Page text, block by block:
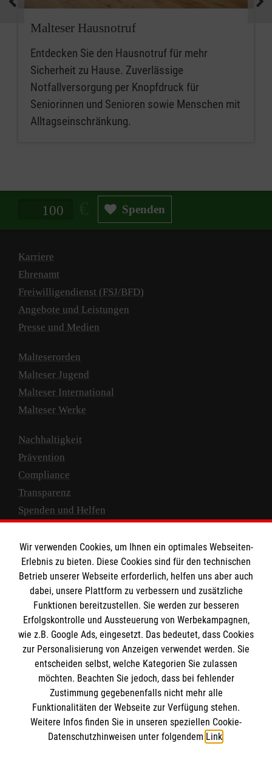
Malteser Hausnotruf
Entdecken Sie den Hausnotruf für mehr
Sicherheit zu Hause. Zuverlässige
Notfallversorgung per Knopfdruck für
Seniorinnen und Senioren sowie Menschen mit
Alltagseinschränkung.
Spendenbetrag in Euro Spenden
Karriere
Ehrenamt
Freiwilligendienst (FSJ/BFD)
Angebote und Leistungen
Presse und Medien
Malteserorden
Malteser Jugend
Malteser International
Malteser Werke
Nachhaltigkeit
Prävention
Compliance
Transparenz
Spenden und Helfen
Empfänger: Malteser Hilfsdienst e.V.
IBAN: DE10 3706 0120 1201 2000 12
BIC: GENODED 1PA7
Newsletter abonnieren
Wir verwenden Cookies, um Ihnen ein optimales Webseiten-
Erlebnis zu bieten. Diese Cookies sind für den technischen
Betrieb unserer Webseite erforderlich, helfen uns aber auch
dabei, unsere Plattform zu verbessern und zusätzliche
Funktionen bereitzustellen. Sie werden zur besseren
Erfolgskontrolle und Aussteuerung von Werbekampagnen,
wie z.B. Google Ads, eingesetzt. Das bedeutet, dass Cookies
zur Personalisierung von Anzeigen verwendet werden. Sie
entscheiden selbst, welche Kategorien Sie zulassen
möchten. Beachten Sie jedoch, dass bei fehlender
Zustimmung gegebenenfalls nicht mehr alle
Funktionalitäten der Webseite zur Verfügung stehen.
Weitere Infos finden Sie in unseren speziellen Cookie-
Datenschutzhinweisen unter folgendem Link.